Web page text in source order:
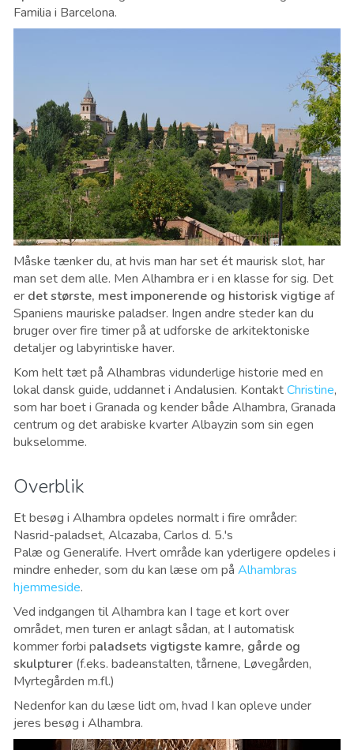
Familia i Barcelona.
Måske tænker du, at hvis man har set ét maurisk slot, har
man set dem alle. Men Alhambra er i en klasse for sig. Det
er det største, mest imponerende og historisk vigtigeaf
Spaniens mauriske paladser. Ingen andre steder kan du
bruger over fire timer på at udforske de arkitektoniske
detaljer og labyrintiske haver.
Kom helt tæt på Alhambras vidunderlige historie med en
lokal dansk guide, uddannet i Andalusien. KontaktChristine,
som har boet i Granada og kender både Alhambra, Granada
centrum og det arabiske kvarter Albayzin som sin egen
bukselomme.
Overblik
Et besøg i Alhambra opdeles normalt i fire områder:
Nasrid-paladset, Alcazaba, Carlos d. 5.'s
Palæ og Generalife. Hvert område kan yderligere opdeles i
mindre enheder, som du kan læse om på Alhambras
hjemmeside.
Ved indgangen til Alhambra kan I tage et kort over
området, men turen er anlagt sådan, at I automatisk
kommer forbi paladsets vigtigste kamre, gårde og
skulpturer (f.eks. badeanstalten, tårnene, Løvegården,
Myrtegården m.fl.)
Nedenfor kan du læse lidt om, hvad I kan opleve under
jeres besøg i Alhambra.